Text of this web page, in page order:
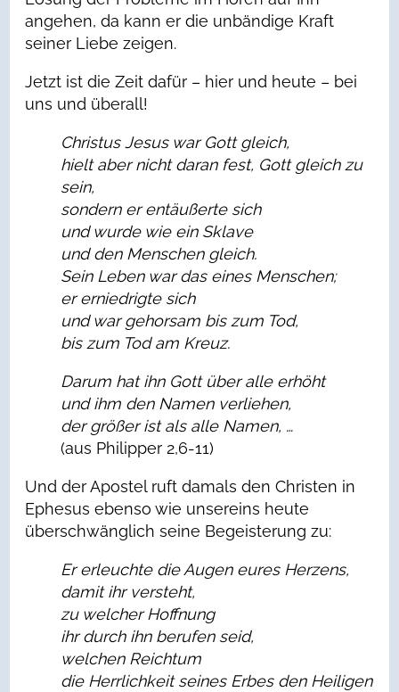
angehen, da kann er die unbändige Kraft
seiner Liebe zeigen.
Jetzt ist die Zeit dafür – hier und heute – bei
uns und überall!
Christus Jesus war Gott gleich,
hielt aber nicht daran fest, Gott gleich zu
sein,
sondern er entäußerte sich
und wurde wie ein Sklave
und den Menschen gleich.
Sein Leben war das eines Menschen;
er erniedrigte sich
und war gehorsam bis zum Tod,
bis zum Tod am Kreuz.
Darum hat ihn Gott über alle erhöht
und ihm den Namen verliehen,
der größer ist als alle Namen, …
(aus Philipper 2,6-11)
Und der Apostel ruft damals den Christen in
Ephesus ebenso wie unsereins heute
überschwänglich seine Begeisterung zu:
Er erleuchte die Augen eures Herzens,
damit ihr versteht,
zu welcher Hoffnung
ihr durch ihn berufen seid,
welchen Reichtum
die Herrlichkeit seines Erbes den Heiligen